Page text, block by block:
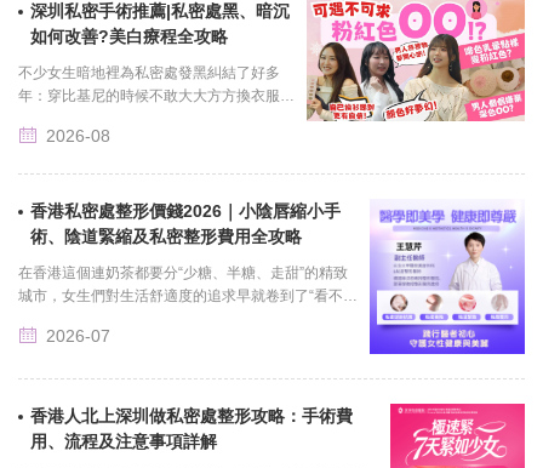
特色门诊
計劃生育
聯繫我們
深圳私密手術推薦|私密處黑、暗沉
如何改善?美白療程全攻略
不少女生暗地裡為私密處發黑糾結了好多
年：穿比基尼的時候不敢大大方方換衣服，
粉嫩」的小廣告就心動，結果亂用廉價塗抹
2026-08
香港私密處整形價錢2026｜小陰唇縮小手
術、陰道緊縮及私密整形費用全攻略
在香港這個連奶茶都要分“少糖、半糖、走甜”的精致
城市，女生們對生活舒適度的追求早就卷到了“看不見
份證一樣掖......
2026-07
香港人北上深圳做私密處整形攻略：手術費
用、流程及注意事項詳解